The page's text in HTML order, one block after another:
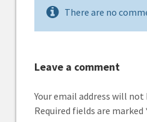
There are no
Leave a comment
Your email address will not
Required fields are marked